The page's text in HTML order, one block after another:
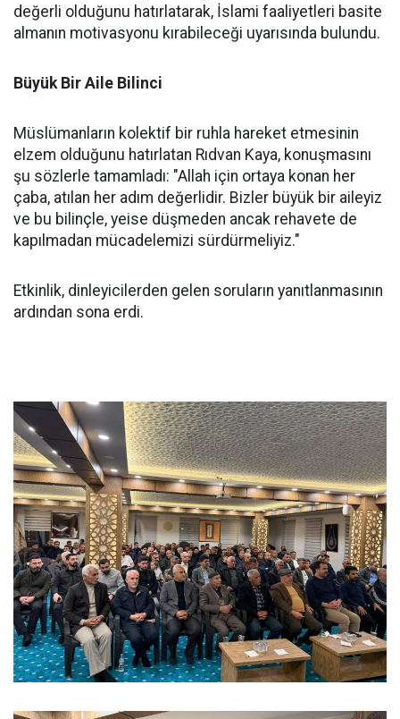
değerli olduğunu hatırlatarak, İslami faaliyetleri basite
almanın motivasyonu kırabileceği uyarısında bulundu.
Büyük Bir Aile Bilinci
Müslümanların kolektif bir ruhla hareket etmesinin
elzem olduğunu hatırlatan Rıdvan Kaya, konuşmasını
şu sözlerle tamamladı: "Allah için ortaya konan her
çaba, atılan her adım değerlidir. Bizler büyük bir aileyiz
ve bu bilinçle, yeise düşmeden ancak rehavete de
kapılmadan mücadelemizi sürdürmeliyiz."
Etkinlik, dinleyicilerden gelen soruların yanıtlanmasının
ardından sona erdi.